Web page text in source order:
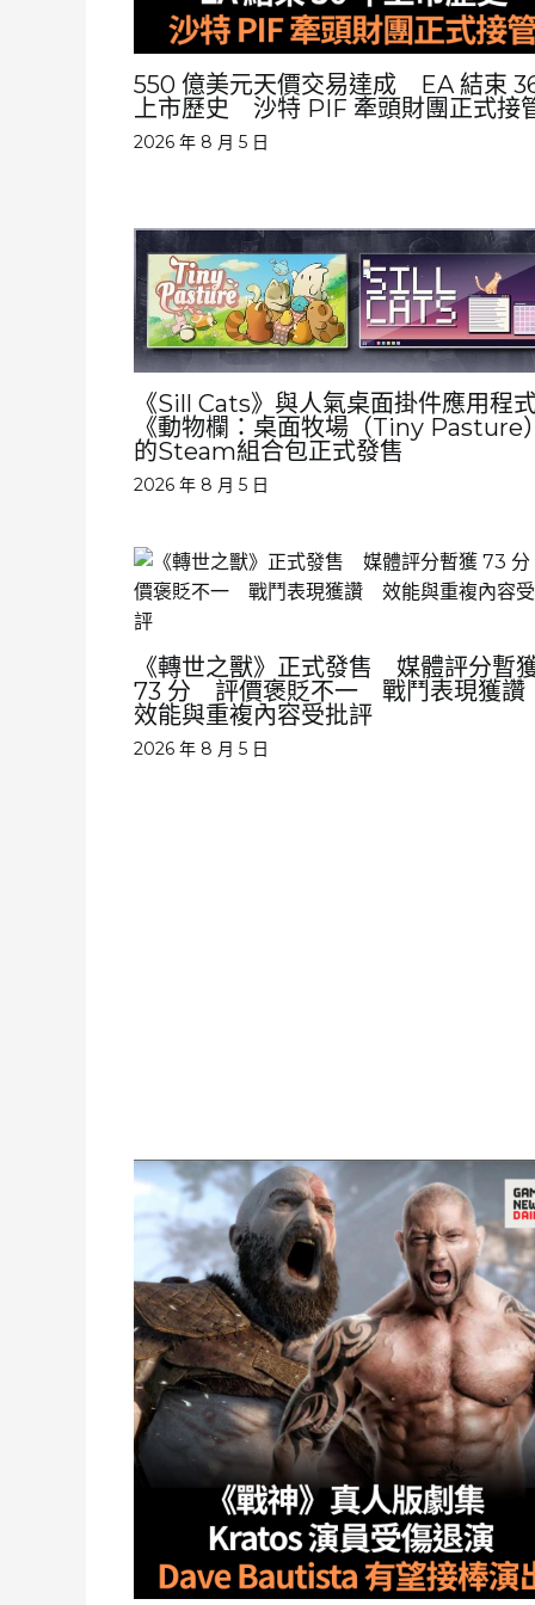
550 億美元天價交易達成 EA 結束
上市歷史 沙特 PIF 牽頭財團正式接
2026 年 8 月 5 日
《Sill Cats》與人氣桌面掛件應用程
《動物欄：桌面牧場（Tiny Pasture
的Steam組合包正式發售
2026 年 8 月 5 日
《轉世之獸》正式發售 媒體評分暫
73 分 評價褒貶不一 戰鬥表現獲
效能與重複內容受批評
2026 年 8 月 5 日